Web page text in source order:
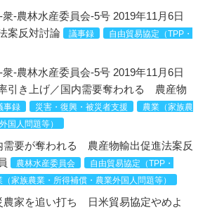
衆-農林水産委員会-5号 2019年11月6日
案反対討論
議事録
自由貿易協定（TPP・
衆-農林水産委員会-5号 2019年11月6日
引き上げ／国内需要奪われる 農産物
事録 災害・復興・被災者支援
農業（家族農
国人問題等）
需要が奪われる 農産物輸出促進法案反
農林水産委員会
自由貿易協定（TPP・
（家族農業・所得補償・農業外国人問題等）
農家を追い打ち 日米貿易協定やめよ